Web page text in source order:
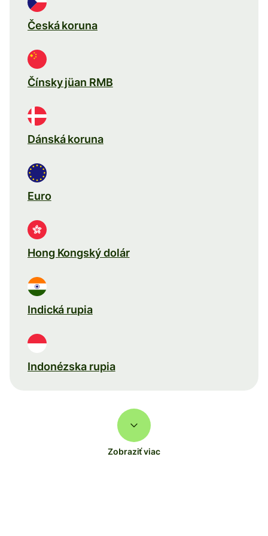
Česká koruna
Čínsky jüan RMB
Dánská koruna
Euro
Hong Kongský dolár
Indická rupia
Indonézska rupia
Zobraziť viac